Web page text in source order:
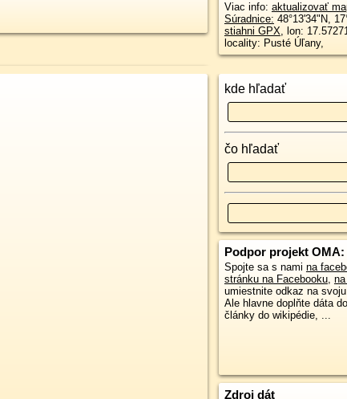
Viac info: aktualizovať
Súradnice: 48°13'34"N,
stiahni GPX, lon:
locality: Pusté Úľany,
kde hľadať
čo hľadať
Podpor projekt OMA:
Spojte sa s nami na
stránku na Facebooku,
umiestnite odkaz na
Ale hlavne doplňte dáta
články do wikipédie, ...
Zdroj dát